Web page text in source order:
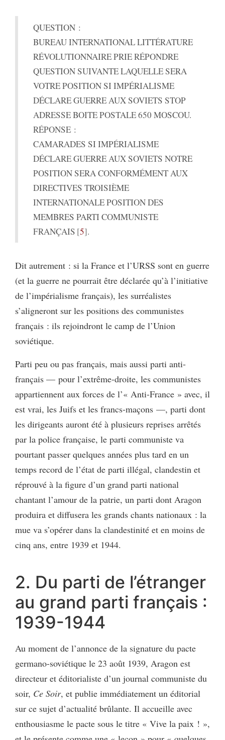
QUESTION :
BUREAU INTERNATIONAL LITTÉRATURE
RÉVOLUTIONNAIRE PRIE RÉPONDRE
QUESTION SUIVANTE LAQUELLE SERA
VOTRE POSITION SI IMPÉRIALISME
DÉCLARE GUERRE AUX SOVIETS STOP
ADRESSE BOITE POSTALE 650 MOSCOU.
RÉPONSE :
CAMARADES SI IMPÉRIALISME
DÉCLARE GUERRE AUX SOVIETS NOTRE
POSITION SERA CONFORMÉMENT AUX
DIRECTIVES TROISIÈME
INTERNATIONALE POSITION DES
MEMBRES PARTI COMMUNISTE
FRANÇAIS 5 .
Dit autrement : si la France et l’URSS sont en guerre
(et la guerre ne pourrait être déclarée qu’à l’initiative
de l’impérialisme français), les surréalistes
s’aligneront sur les positions des communistes
français : ils rejoindront le camp de l’Union
soviétique.
Parti peu ou pas français, mais aussi parti anti-
français — pour l’extrême-droite, les communistes
appartiennent aux forces de l’« Anti-France » avec, il
est vrai, les Juifs et les francs-maçons —, parti dont
les dirigeants auront été à plusieurs reprises arrêtés
par la police française, le parti communiste va
pourtant passer quelques années plus tard en un
temps record de l’état de parti illégal, clandestin et
réprouvé à la figure d’un grand parti national
chantant l’amour de la patrie, un parti dont Aragon
produira et diffusera les grands chants nationaux : la
mue va s’opérer dans la clandestinité et en moins de
cinq ans, entre 1939 et 1944.
2. Du parti de l’étranger
au grand parti français :
1939-1944
Au moment de l’annonce de la signature du pacte
germano-soviétique le 23 août 1939, Aragon est
directeur et éditorialiste d’un journal communiste du
soir, Ce Soir, et publie immédiatement un éditorial
sur ce sujet d’actualité brûlante. Il accueille avec
enthousiasme le pacte sous le titre « Vive la paix ! »,